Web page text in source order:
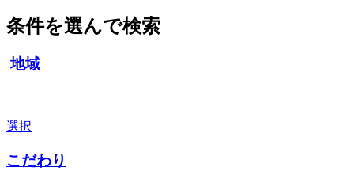
条件を選んで検索
地域
選択
こだわり